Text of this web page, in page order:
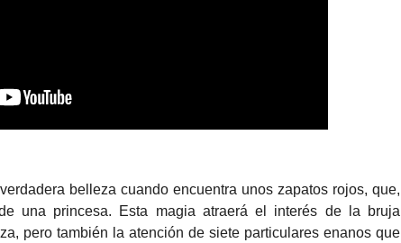
belleza cuando encuentra unos zapatos rojos, que,
una princesa. Esta magia atraerá el interés de la bruja
pero también la atención de siete particulares enanos que